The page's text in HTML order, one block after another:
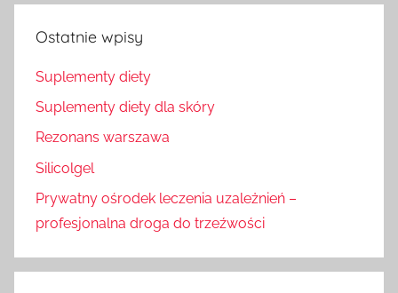
Ostatnie wpisy
Suplementy diety
Suplementy diety dla skóry
Rezonans warszawa
Silicolgel
Prywatny ośrodek leczenia uzależnień –
profesjonalna droga do trzeźwości